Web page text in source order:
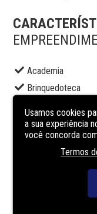
Academia
Brinquedoteca
Elevador social
Piscina adulto
Piscina infantil
Usamos cookies
a sua experiência
você concorda
Termos